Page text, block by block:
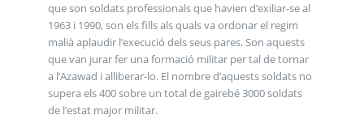
que son soldats professionals que havien d’exiliar-se al
1963 i 1990, son els fills als quals va ordonar el regim
malià aplaudir l’execució dels seus pares. Son aquests
que van jurar fer una formació militar per tal de tornar
a l’Azawad i alliberar-lo. El nombre d’aquests soldats no
supera els 400 sobre un total de gairebé 3000 soldats
de l’estat major militar.